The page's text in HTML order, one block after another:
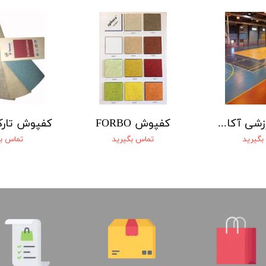
تماس
کفپوش FORBO
تماس بگیرید
کفپوش ورزشی آکام (akam)